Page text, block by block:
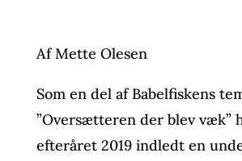
Af Mette Olesen
Som en del af Babelfiskens
”Oversætteren der blev væk”
efteråret 2019 indledt en